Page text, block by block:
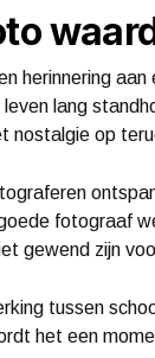
herinnering
lang
nostalgie op
fotograaf
gewend zijn
tussen
het een